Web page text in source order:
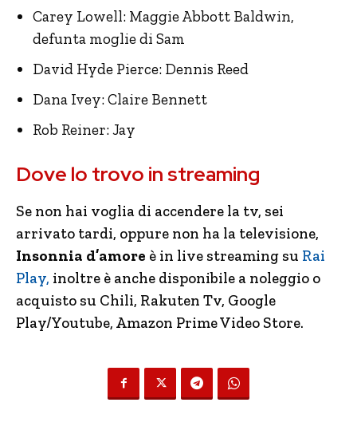
Carey Lowell: Maggie Abbott Baldwin,
defunta moglie di Sam
David Hyde Pierce: Dennis Reed
Dana Ivey: Claire Bennett
Rob Reiner: Jay
Dove lo trovo in streaming
Se non hai voglia di accendere la tv, sei
arrivato tardi, oppure non ha la televisione,
Insonnia d’amore è in live streaming su Rai
Play, inoltre è anche disponibile a noleggio o
acquisto su Chili, Rakuten Tv, Google
Play/Youtube, Amazon Prime Video Store.